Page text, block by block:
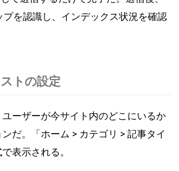
プを認識し、インデックス状況を確認
トの設定
ーザーが今サイト内のどこにいるか
だ。「ホーム > カテゴリ > 記事タイ
表示される。